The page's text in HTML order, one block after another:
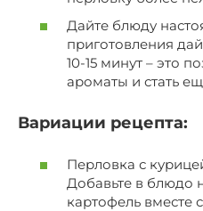
Дайте блюду
приготовления
10-15 минут – это
ароматы и стать
Вариации рецепта:
Перловка с
Добавьте в блюдо
картофель вместе